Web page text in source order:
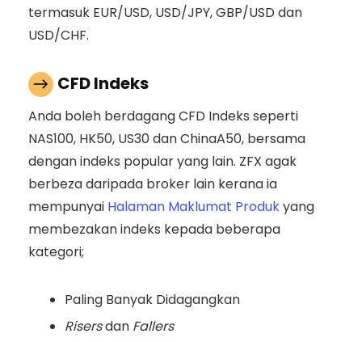
termasuk EUR/USD, USD/JPY, GBP/USD dan
USD/CHF.
CFD Indeks
Anda boleh berdagang CFD Indeks seperti
NAS100, HK50, US30 dan ChinaA50, bersama
dengan indeks popular yang lain. ZFX agak
berbeza daripada broker lain kerana ia
mempunyai Halaman Maklumat Produkyang
membezakan indeks kepada beberapa
kategori;
Paling Banyak Didagangkan
Risersdan Fallers